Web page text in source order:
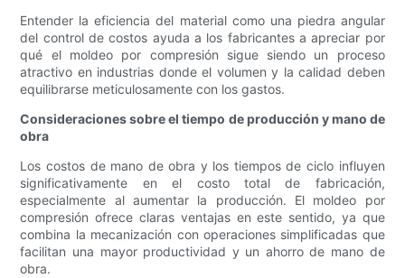
Entender la eficiencia del material como una piedra angular
del control de costos ayuda a los fabricantes a apreciar por
qué el moldeo por compresión sigue siendo un proceso
atractivo en industrias donde el volumen y la calidad deben
equilibrarse meticulosamente con los gastos.
Consideraciones sobre el tiempo de producción y mano de
obra
Los costos de mano de obra y los tiempos de ciclo influyen
significativamente en el costo total de fabricación,
especialmente al aumentar la producción. El moldeo por
compresión ofrece claras ventajas en este sentido, ya que
combina la mecanización con operaciones simplificadas que
facilitan una mayor productividad y un ahorro de mano de
obra.